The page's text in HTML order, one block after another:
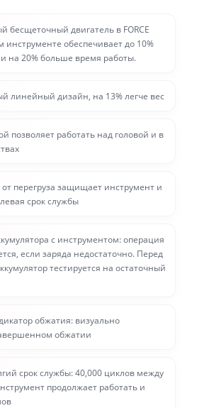
бесщеточный двигатель в FORCE
инструменте обеспечивает до 10%
на 20% больше время работы.
линейный дизайн, на 13% легче вес
позволяет работать над головой и в
от перегруза защищает инструмент и
срок службы
с инструментом: операция
если заряда недостаточно. Перед
тестируется на остаточный
обжатия: визуально
обжатии
срок службы: 40,000 циклов между
продолжает работать и